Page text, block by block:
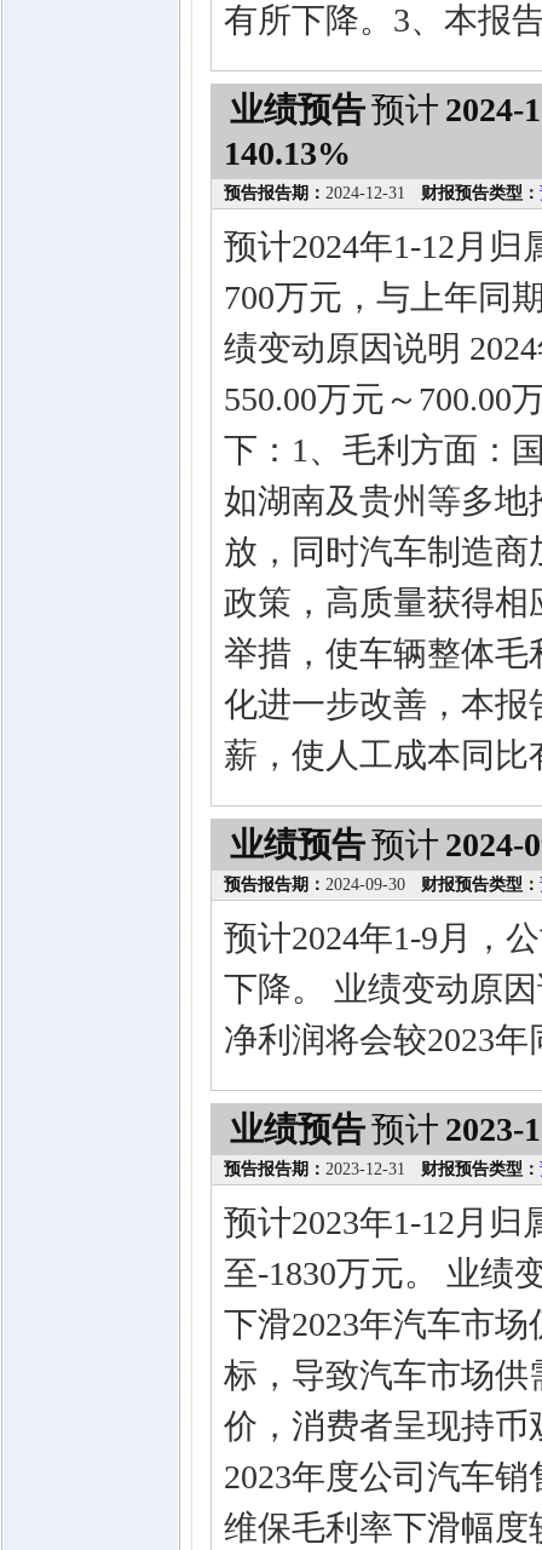
有所下降。3、本报
业绩预告预计 2024-
140.13%
预告报告期： 2024-12-31 财报预告类型：
预计2024年1-12月
700万元，与上年同
绩变动原因说明
550.00万元～700.00
下：1、毛利方面：
如湖南及贵州等多
放，同时汽车制造
政策，高质量获得
举措，使车辆整体毛
化进一步改善，本
薪，使人工成本同比
业绩预告预计 2024-
预告报告期： 2024-09-30 财报预告类型：
预计2024年1-9月，
下降。 业绩变动原
净利润将会较2023
业绩预告预计 2023-
预告报告期： 2023-12-31 财报预告类型：
预计2023年1-12月
至-1830万元。 业绩
下滑2023年汽车市
标，导致汽车市场
价，消费者呈现持
2023年度公司汽车
维保毛利率下滑幅